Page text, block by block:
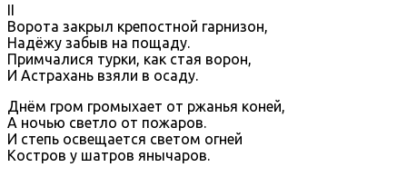
II
Ворота закрыл крепостной гарнизон,
Надёжу забыв на пощаду.
Примчалися турки, как стая ворон,
И Астрахань взяли в осаду.
Днём гром громыхает от ржанья коней,
А ночью светло от пожаров.
И степь освещается светом огней
Костров у шатров янычаров.